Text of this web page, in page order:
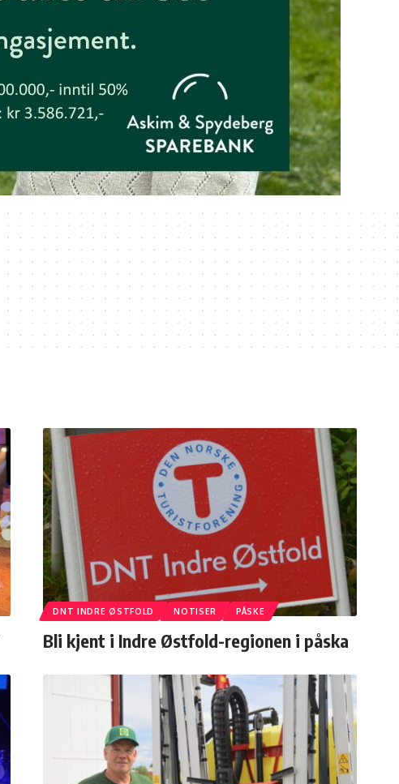
DNT INDRE ØSTFOLD NOTISER PÅSKE
Bli kjent i Indre Østfold-regionen i påska